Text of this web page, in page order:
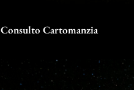
Consulto Cartomanzia